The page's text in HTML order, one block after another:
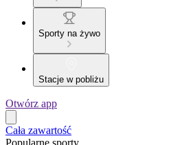
Sporty na żywo
Stacje w pobliżu
Otwórz app
Cała zawartość
Popularne sporty